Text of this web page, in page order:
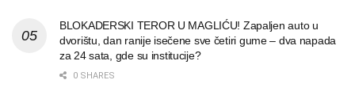
BLOKADERSKI TEROR U MAGLIĆU! Zapaljen auto u
dvorištu, dan ranije isečene sve četiri gume – dva napada
za 24 sata, gde su institucije?
0 SHARES